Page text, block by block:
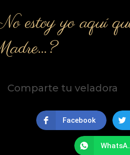
estoy yo aquí
Comparte tu veladora
Facebook